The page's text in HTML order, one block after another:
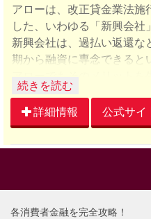
アローは、改正貸金業法施
した、いわゆる「新興会社
新興会社は、過払い返還
期から融資に専念できると
ャッシングを開始して以降
ばしてきました。
現在のアローの承認率は、
開始直後の、お祭り騒ぎの
ただ、ちょっと残念なのは
遅いことです。
詳細情報 公式サイ
各消費者金融を完全攻略！